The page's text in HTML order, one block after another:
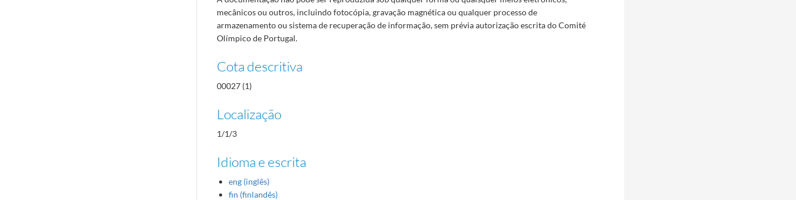
mecânicos ou outros, incluindo fotocópia, gravação magnética ou qualquer processo de
armazenamento ou sistema de recuperação de informação, sem prévia autorização escrita do Comité
Olímpico de Portugal.
Cota descritiva
00027 (1)
Localização
1/1/3
Idioma e escrita
eng (inglês)
fin (finlandês)